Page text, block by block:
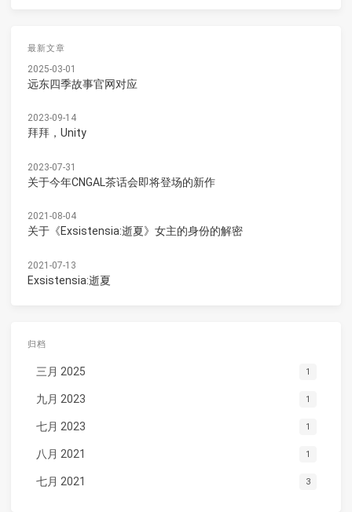
最新文章
2025-03-01
远东四季故事官网对应
2023-09-14
拜拜，Unity
2023-07-31
关于今年CNGAL茶话会即将登场的新作
2021-08-04
关于《Exsistensia:逝夏》女主的身份的解密
2021-07-13
Exsistensia:逝夏
归档
三月 2025 1
九月 2023 1
七月 2023 1
八月 2021 1
七月 2021 3